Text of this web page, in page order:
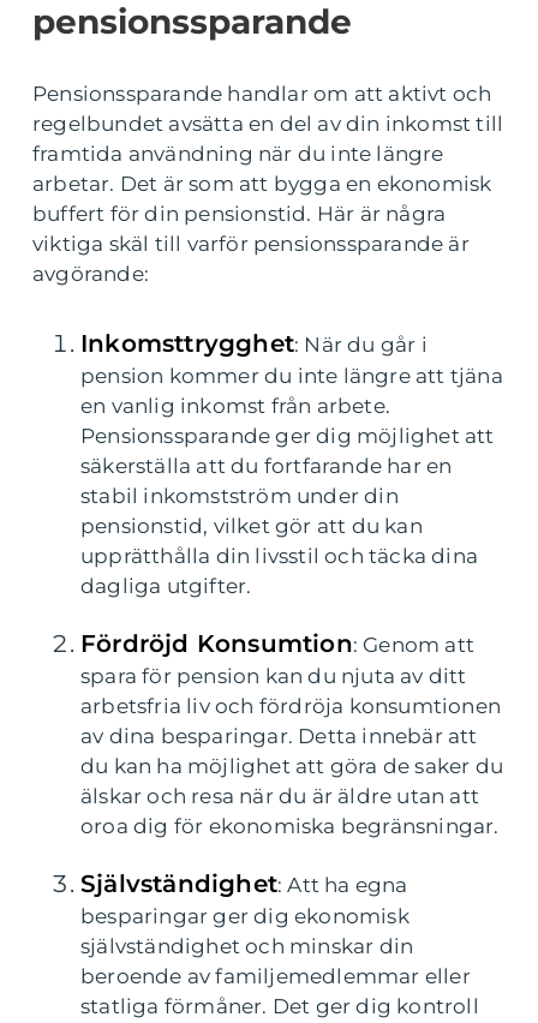
pensionssparande
Pensionssparande handlar om att aktivt och
regelbundet avsätta en del av din inkomst till
framtida användning när du inte längre
arbetar. Det är som att bygga en ekonomisk
buffert för din pensionstid. Här är några
viktiga skäl till varför pensionssparande är
avgörande:
Inkomsttrygghet: När du går i
pension kommer du inte längre att tjäna
en vanlig inkomst från arbete.
Pensionssparande ger dig möjlighet att
säkerställa att du fortfarande har en
stabil inkomstström under din
pensionstid, vilket gör att du kan
upprätthålla din livsstil och täcka dina
dagliga utgifter.
Fördröjd Konsumtion: Genom att
spara för pension kan du njuta av ditt
arbetsfria liv och fördröja konsumtionen
av dina besparingar. Detta innebär att
du kan ha möjlighet att göra de saker du
älskar och resa när du är äldre utan att
oroa dig för ekonomiska begränsningar.
Självständighet: Att ha egna
besparingar ger dig ekonomisk
självständighet och minskar din
beroende av familjemedlemmar eller
statliga förmåner. Det ger dig kontroll